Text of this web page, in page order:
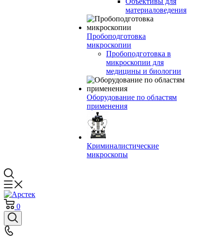
материаловедения
Пробоподготовка
микроскопии
Пробоподготовка в
микроскопии для
медицины и биологии
Оборудование по областям
применения
Криминалистические
микроскопы
0